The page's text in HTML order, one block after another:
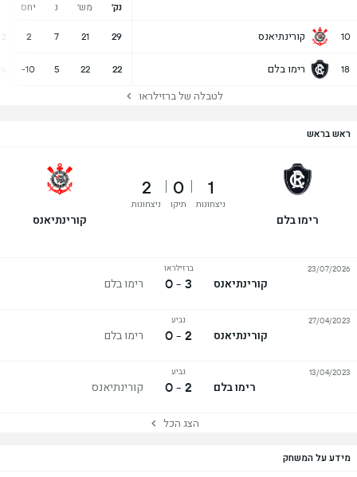
נק' מש' נ יחס
10 קורינתיאנס 29
21
7
2
18 רימו בלם 22
22
5
-10
לטבלה של ברזילראו
מידע על המשחק
ראש בראש
רימו בלם
1
ניצחונות
0
תיקו
2
ניצחונות
קורינתיאנס
קורינתיאנס
ברזילראו
3 - 0 רימו בלם
23/07/2026
קורינתיאנס
גביע
2 - 0 רימו בלם
27/04/2023
רימו בלם
גביע
2 - 0 קורינתיאנס
13/04/2023
הצג הכל